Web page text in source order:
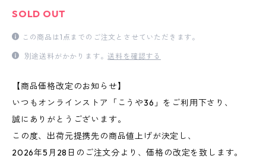
SOLD OUT
この商品は1点までのご注文とさせていただきます。
別途送料がかかります。送料を確認する
【商品価格改定のお知らせ】
いつもオンラインストア「こうや36」をご利用下さり、
誠にありがとうございます。
この度、出荷元提携先の商品値上げが決定し、
2026年5月28日のご注文分より、価格の改定を致します。